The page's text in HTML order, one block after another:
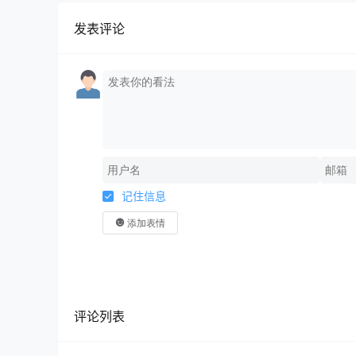
发表评论
记住信息
添加表情
评论列表